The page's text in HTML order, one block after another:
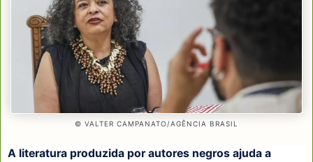
© VALTER CAMPANATO/AGÊNCIA BRASIL
A literatura produzida por autores negros ajuda a